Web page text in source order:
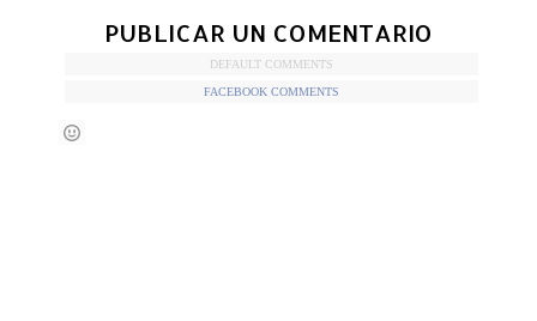
PUBLICAR UN COMENTARIO
DEFAULT COMMENTS
FACEBOOK COMMENTS